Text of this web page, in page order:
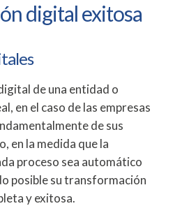
digital exitosa
de una entidad o
en el caso de las empresas
de sus
en la medida que la
proceso sea automático
posible su transformación
y exitosa.